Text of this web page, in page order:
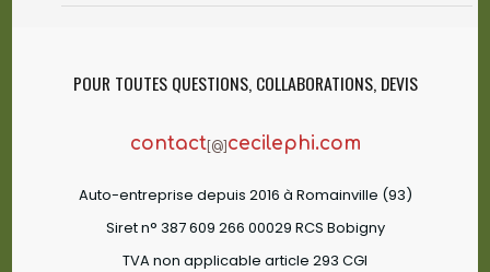
POUR TOUTES QUESTIONS, COLLABORATIONS, DEVIS
contact[@] cecilephi.com
Auto-entreprise depuis 2016 à Romainville (93)
Siret n° 387 609 266 00029 RCS Bobigny
TVA non applicable article 293 CGI